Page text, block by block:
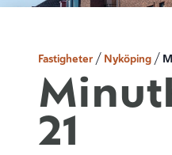
Fastigheter / Nyköping /
21